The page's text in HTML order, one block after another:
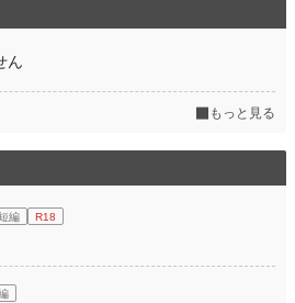
ん
もっと見る
編 R18